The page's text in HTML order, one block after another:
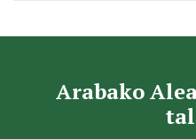
Arabako